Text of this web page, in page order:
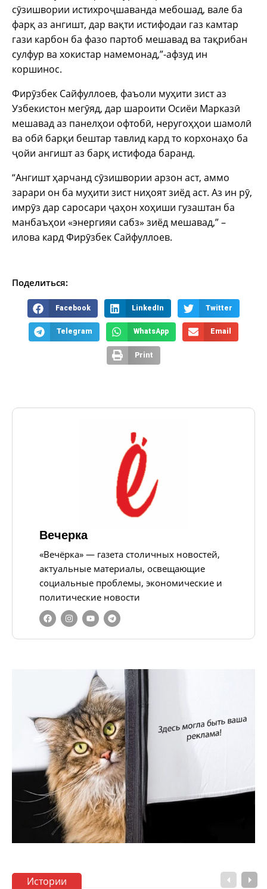
сӯзишвории истихроҷшаванда мебошад, вале ба
фарқ аз ангишт, дар вақти истифодаи газ камтар
гази карбон ба фазо партоб мешавад ва тақрибан
сулфур ва хокистар намемонад,”-афзуд ин
коршинос.
Фирӯзбек Сайфуллоев, фаъоли муҳити зист аз
Узбекистон мегӯяд, дар шароити Осиёи Марказӣ
мешавад аз панелҳои офтобӣ, неругоҳҳои шамолӣ
ва обӣ барқи бештар тавлид кард то корхонаҳо ба
ҷойи ангишт аз барқ истифода баранд.
“Ангишт ҳарчанд сӯзишвории арзон аст, аммо
зарари он ба муҳити зист ниҳоят зиёд аст. Аз ин рӯ,
имрӯз дар саросари ҷаҳон хоҳиши гузаштан ба
манбаъҳои «энергияи сабз» зиёд мешавад,” –
илова кард Фирӯзбек Сайфуллоев.
Поделиться:
Facebook LinkedIn Twitter
Telegram WhatsApp Email
Print
Вечерка
«Вечёрка» — газета столичных новостей,
актуальные материалы, освещающие
социальные проблемы, экономические и
политические новости
Истории